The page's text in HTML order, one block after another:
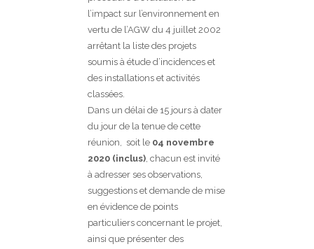
l’impact sur l’environnement en
vertu de l’AGW du 4 juillet 2002
arrêtant la liste des projets
soumis à étude d’incidences et
des installations et activités
classées.
Dans un délai de 15 jours à dater
du jour de la tenue de cette
réunion, soit le 04 novembre
2020 (inclus) , chacun est invité
à adresser ses observations,
suggestions et demande de mise
en évidence de points
particuliers concernant le projet,
ainsi que présenter des